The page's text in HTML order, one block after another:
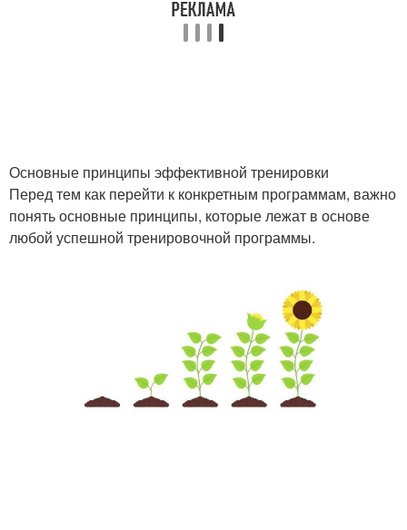
Основные принципы эффективной тренировки
Перед тем как перейти к конкретным программам, важно
понять основные принципы, которые лежат в основе
любой успешной тренировочной программы.